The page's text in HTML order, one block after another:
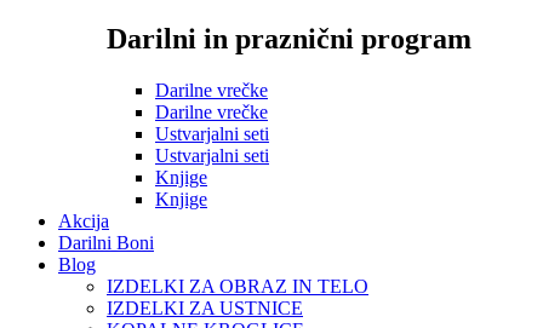
Darilni in praznični program
Darilne vrečke
Darilne vrečke
Ustvarjalni seti
Ustvarjalni seti
Knjige
Knjige
Akcija
Darilni Boni
Blog
IZDELKI ZA OBRAZ IN TELO
IZDELKI ZA USTNICE